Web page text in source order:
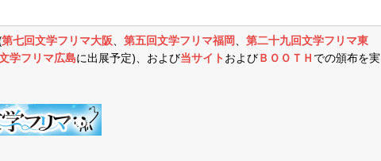
第七回文学フリマ大阪、 第五回文学フリマ福岡、 第二十九回文学フリマ東
学フリマ広島に出展予定)、および当サイト およびＢＯＯＴＨ での頒布を実